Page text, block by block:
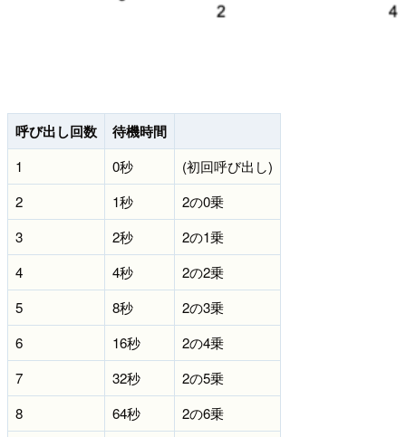
呼び出し回数 待機時間
1 0秒
(初回呼び出し)
2
1秒
2の0乗
3
2秒
2の1乗
4
4秒
2の2乗
5
8秒
2の3乗
6
16秒
2の4乗
7
32秒
2の5乗
8
64秒
2の6乗